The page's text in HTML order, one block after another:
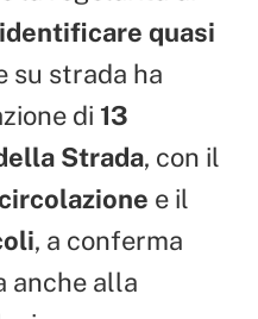
identificare quasi
su strada ha
di 13
Strada, con il
e il
, a conferma
anche alla